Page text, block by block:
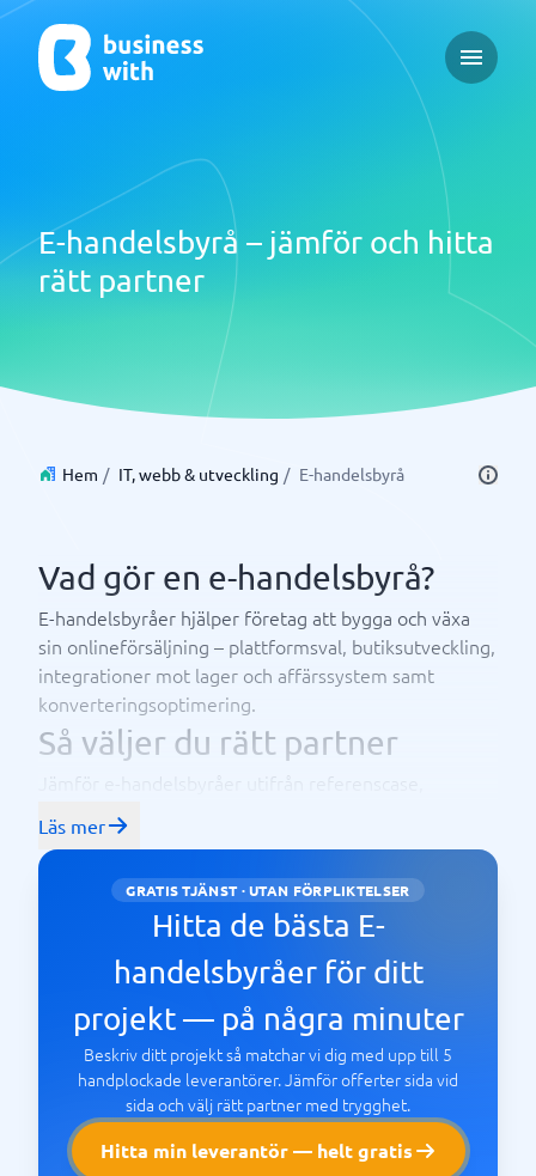
Open
E-handelsbyrå – jämför och hitta
rätt partner
Hem / IT, webb & utveckling / E-handelsbyrå
Vad gör en e-handelsbyrå?
E-handelsbyråer hjälper företag att bygga och växa
sin onlineförsäljning – plattformsval, butiksutveckling,
integrationer mot lager och affärssystem samt
konverteringsoptimering.
Så väljer du rätt partner
specialisering och omdömen. Kontakta gärna flera
aktörer, be om konkreta exempel från liknande
uppdrag och jämför upplägg och pris innan ni
bestämmer er.
Läs mer
GRATIS TJÄNST · UTAN FÖRPLIKTELSER
Hitta de bästa E-
handelsbyråer för ditt
projekt — på några minuter
Beskriv ditt projekt så matchar vi dig med upp till 5
handplockade leverantörer. Jämför offerter sida vid
sida och välj rätt partner med trygghet.
Hitta min leverantör — helt gratis